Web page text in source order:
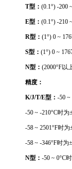
T型： (0.1°) -200
E型： (0.1°) -210
R型： (1°) 0 ~
S型： (1°) 0 ~
N型： (2000°F以
精度：
K/J/T/E型： -50 ~
-50 ~ -210°C时为
-58 ~ 2501°F时
-58 ~ -346°F时为
N型： -50 ~ 0°C